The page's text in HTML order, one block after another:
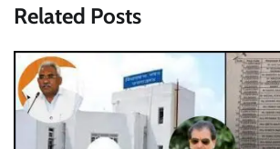
Related Posts